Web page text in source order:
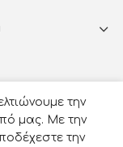
την
μας. Με την
την